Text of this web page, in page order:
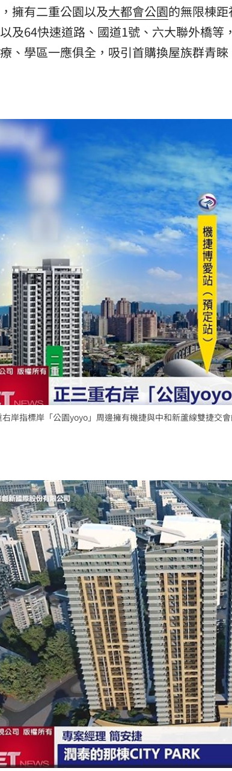
擁有二重公園以及大都會公園的無限棟
及64快速道路、國道1號、六大聯外橋
、學區一應俱全，吸引首購換屋族群青睞
岸指標岸「公園yoyo」周邊擁有機捷與中和新蘆線雙捷交